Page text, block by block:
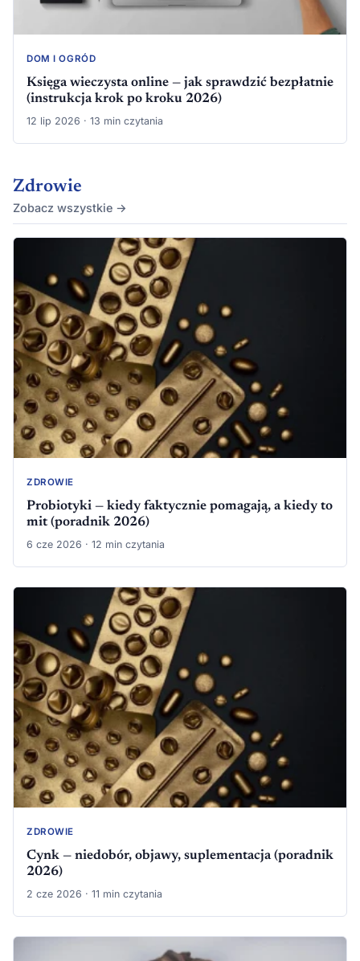
DOM I OGRÓD
Księga wieczysta online — jak sprawdzić bezpłatnie
(instrukcja krok po kroku 2026)
12 lip 2026 · 13 min czytania
Zdrowie
Zobacz wszystkie →
ZDROWIE
Probiotyki — kiedy faktycznie pomagają, a kiedy to
mit (poradnik 2026)
6 cze 2026 · 12 min czytania
ZDROWIE
Cynk — niedobór, objawy, suplementacja (poradnik
2026)
2 cze 2026 · 11 min czytania